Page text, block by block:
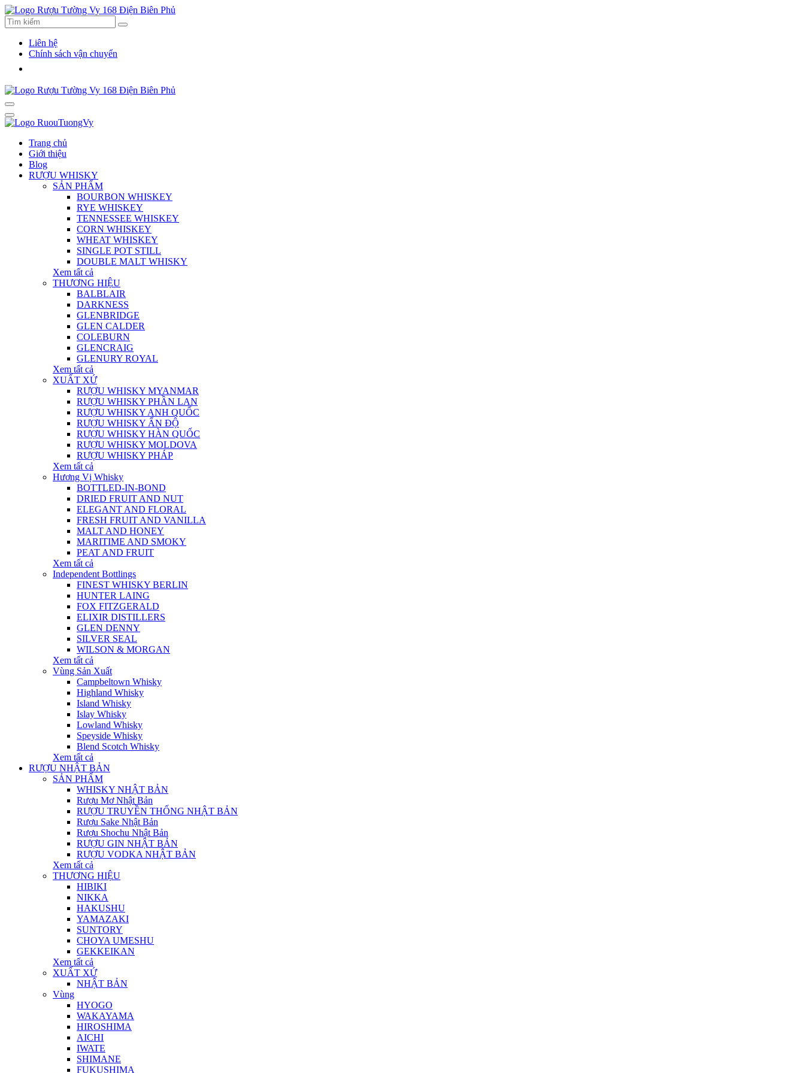
Liên hệ
Chính sách vận chuyển
Trang chủ
Giới thiệu
Blog
RƯỢU WHISKY
SẢN PHẨM
BOURBON WHISKEY
RYE WHISKEY
TENNESSEE WHISKEY
CORN WHISKEY
WHEAT WHISKEY
SINGLE POT STILL
DOUBLE MALT WHISKY
Xem tất cả
THƯƠNG HIỆU
BALBLAIR
DARKNESS
GLENBRIDGE
GLEN CALDER
COLEBURN
GLENCRAIG
GLENURY ROYAL
Xem tất cả
XUẤT XỨ
RƯỢU WHISKY MYANMAR
RƯỢU WHISKY PHẦN LAN
RƯỢU WHISKY ANH QUỐC
RƯỢU WHISKY ẤN ĐỘ
RƯỢU WHISKY HÀN QUỐC
RƯỢU WHISKY MOLDOVA
RƯỢU WHISKY PHÁP
Xem tất cả
Hương Vị Whisky
BOTTLED-IN-BOND
DRIED FRUIT AND NUT
ELEGANT AND FLORAL
FRESH FRUIT AND VANILLA
MALT AND HONEY
MARITIME AND SMOKY
PEAT AND FRUIT
Xem tất cả
Independent Bottlings
FINEST WHISKY BERLIN
HUNTER LAING
FOX FITZGERALD
ELIXIR DISTILLERS
GLEN DENNY
SILVER SEAL
WILSON & MORGAN
Xem tất cả
Vùng Sản Xuất
Campbeltown Whisky
Highland Whisky
Island Whisky
Islay Whisky
Lowland Whisky
Speyside Whisky
Blend Scotch Whisky
Xem tất cả
RƯỢU NHẬT BẢN
SẢN PHẨM
WHISKY NHẬT BẢN
Rượu Mơ Nhật Bản
RƯỢU TRUYỀN THỐNG NHẬT BẢN
Rượu Sake Nhật Bản
Rượu Shochu Nhật Bản
RƯỢU GIN NHẬT BẢN
RƯỢU VODKA NHẬT BẢN
Xem tất cả
THƯƠNG HIỆU
HIBIKI
NIKKA
HAKUSHU
YAMAZAKI
SUNTORY
CHOYA UMESHU
GEKKEIKAN
Xem tất cả
XUẤT XỨ
NHẬT BẢN
Vùng
HYOGO
WAKAYAMA
HIROSHIMA
AICHI
IWATE
SHIMANE
FUKUSHIMA